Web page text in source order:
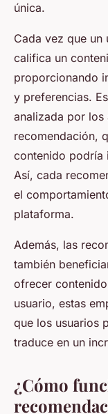
única.
Cada vez que un
califica un
proporcionando
y preferencias.
analizada por los
recomendación,
contenido podría
Así, cada
el
plataforma.
Además, las
también
ofrecer
usuario, estas
que los usuarios
traduce en un
¿Cómo